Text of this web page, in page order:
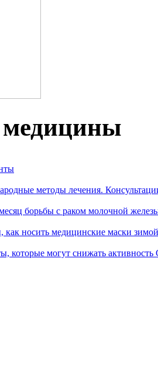
методы лечения.
борьбы с раком молочной
как носить медицинские маски зимой
которые могут снижать